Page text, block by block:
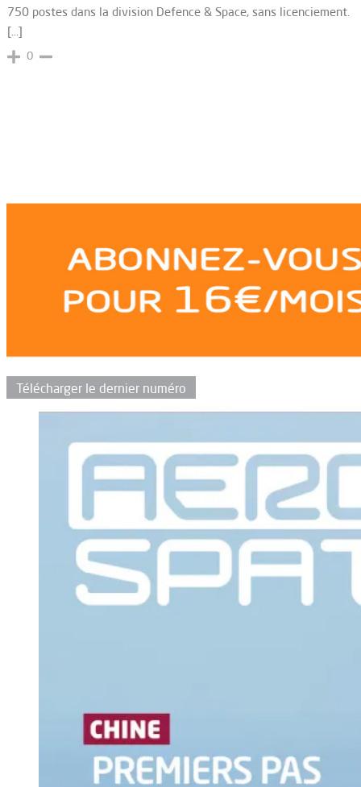
750 postes dans la division Defence & Space, sans licenciement.
[…]
0
Télécharger le dernier numéro